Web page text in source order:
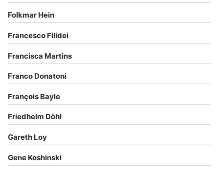
Folkmar Hein
Francesco Filidei
Francisca Martins
Franco Donatoni
François Bayle
Friedhelm Döhl
Gareth Loy
Gene Koshinski